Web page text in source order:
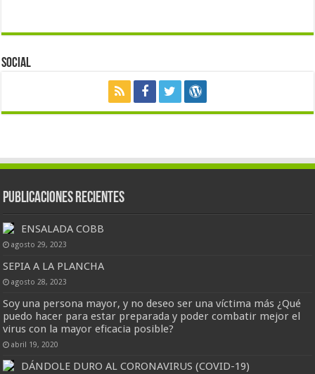
Social
Publicaciones Recientes
ENSALADA COBB
agosto 29, 2023
SEPIA A LA PLANCHA
agosto 28, 2023
Soy una persona mayor, y no deseo ser una víctima más ¿Qué
puedo hacer para estar preparada y poder combatir mejor el
virus con la mayor eficacia posible?
abril 19, 2020
DÁNDOLE DURO AL CORONAVIRUS (COVID-19)